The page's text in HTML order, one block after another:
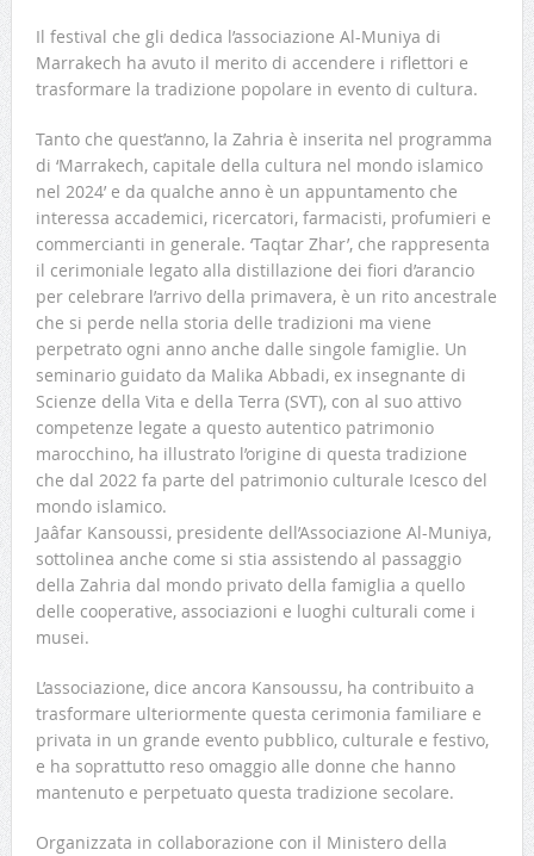
Il festival che gli dedica l’associazione Al-Muniya di
Marrakech ha avuto il merito di accendere i riflettori e
trasformare la tradizione popolare in evento di cultura.
Tanto che quest’anno, la Zahria è inserita nel programma
di ‘Marrakech, capitale della cultura nel mondo islamico
nel 2024’ e da qualche anno è un appuntamento che
interessa accademici, ricercatori, farmacisti, profumieri e
commercianti in generale. ‘Taqtar Zhar’, che rappresenta
il cerimoniale legato alla distillazione dei fiori d’arancio
per celebrare l’arrivo della primavera, è un rito ancestrale
che si perde nella storia delle tradizioni ma viene
perpetrato ogni anno anche dalle singole famiglie. Un
seminario guidato da Malika Abbadi, ex insegnante di
Scienze della Vita e della Terra (SVT), con al suo attivo
competenze legate a questo autentico patrimonio
marocchino, ha illustrato l’origine di questa tradizione
che dal 2022 fa parte del patrimonio culturale Icesco del
mondo islamico.
Jaâfar Kansoussi, presidente dell’Associazione Al-Muniya,
sottolinea anche come si stia assistendo al passaggio
della Zahria dal mondo privato della famiglia a quello
delle cooperative, associazioni e luoghi culturali come i
musei.
L’associazione, dice ancora Kansoussu, ha contribuito a
trasformare ulteriormente questa cerimonia familiare e
privata in un grande evento pubblico, culturale e festivo,
e ha soprattutto reso omaggio alle donne che hanno
mantenuto e perpetuato questa tradizione secolare.
Organizzata in collaborazione con il Ministero della